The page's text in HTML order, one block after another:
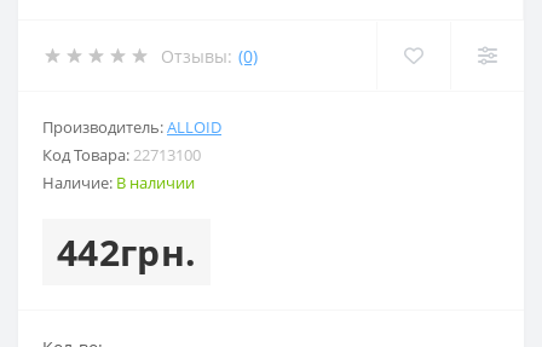
Отзывы: (0)
Производитель:ALLOID
Код Товара:22713100
Наличие: В наличии
442грн.